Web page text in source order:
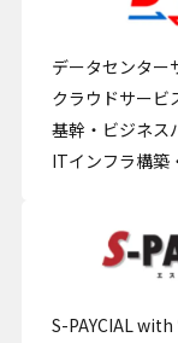
データセンター
クラウドサービ
基幹・ビジネス
ITインフラ構築
S-PAYCIAL